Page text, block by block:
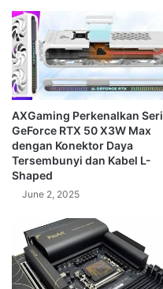
AXGaming Perkenalkan Seri
GeForce RTX 50 X3W Max
dengan Konektor Daya
Tersembunyi dan Kabel L-
Shaped
June 2, 2025